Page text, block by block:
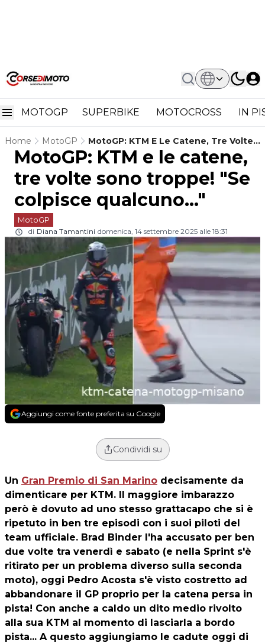
MOTOGP SUPERBIKE MOTOCROSS IN
Home MotoGP
MotoGP: KTM E Le Catene, Tre Volte
Sono Troppe! "Se Colpisce
Qualcuno..."
MotoGP: KTM e le catene,
tre volte sono troppe! "Se
colpisce qualcuno..."
MotoGP
di Diana Tamantini domenica, 14 settembre 2025 alle 18:31
Aggiungi come fonte preferita su Google
Condividi su
Un Gran Premio di San Marino decisamente da
dimenticare per KTM. Il maggiore imbarazzo
però è dovuto ad uno stesso grattacapo che si è
ripetuto in ben tre episodi con i suoi piloti del
team ufficiale. Brad Binder l'ha accusato per ben
due volte tra venerdì e sabato (e nella Sprint s'è
ritirato per un problema diverso sulla seconda
moto), oggi Pedro Acosta s'è visto costretto ad
abbandonare il GP proprio per la catena persa in
pista! Con anche a caldo un dito medio rivolto
alla sua KTM al momento di lasciarla a bordo
pista... A questo aggiungiamo le cadute oggi di